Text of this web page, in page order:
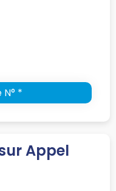
*
Appel